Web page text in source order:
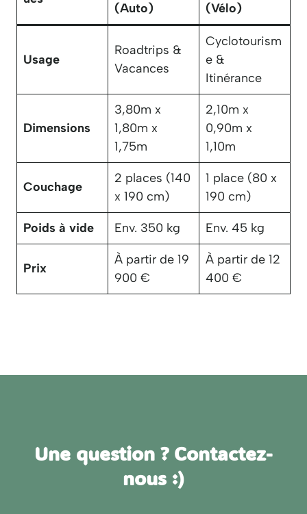
(Auto)
(Vélo)
Usage
Roadtrips &
Vacances
Cyclotourism
e &
Itinérance
Dimensions
3,80m x
1,80m x
1,75m
2,10m x
0,90m x
1,10m
Couchage
2 places (140
x 190 cm)
1 place (80 x
190 cm)
Poids à vide Env. 350 kg Env. 45 kg
Prix
À partir de 19
900 €
À partir de 12
400 €
Une question ? Contactez-
nous :)